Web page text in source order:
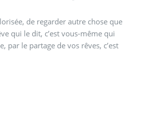
de regarder autre chose que
qui le dit, c’est vous-même qui
par le partage de vos rêves, c’est